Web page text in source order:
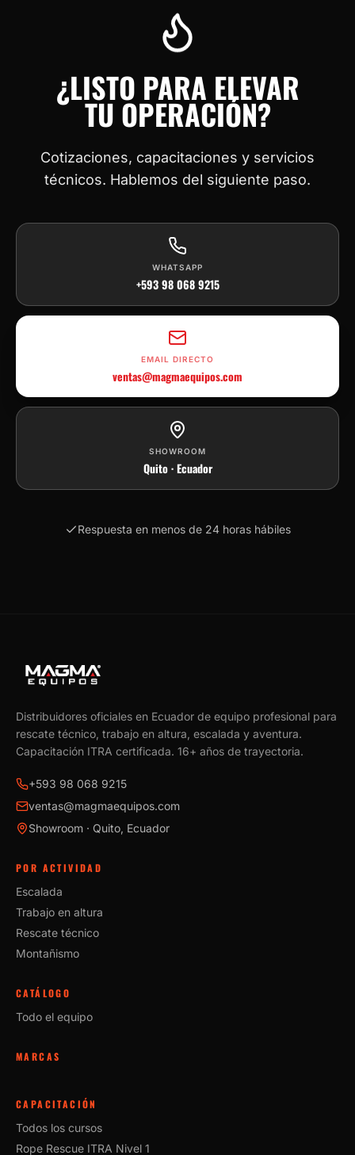
¿LISTO PARA ELEVAR
TU OPERACIÓN?
Cotizaciones, capacitaciones y servicios
técnicos. Hablemos del siguiente paso.
WHATSAPP
+593 98 068 9215
EMAIL DIRECTO
ventas@magmaequipos.com
SHOWROOM
Quito · Ecuador
Respuesta en menos de 24 horas hábiles
Distribuidores oficiales en Ecuador de equipo profesional para
rescate técnico, trabajo en altura, escalada y aventura.
Capacitación ITRA certificada. 16+ años de trayectoria.
+593 98 068 9215
ventas@magmaequipos.com
Showroom · Quito, Ecuador
POR ACTIVIDAD
Escalada
Trabajo en altura
Rescate técnico
Montañismo
CATÁLOGO
Todo el equipo
MARCAS
CAPACITACIÓN
Todos los cursos
Rope Rescue ITRA Nivel 1